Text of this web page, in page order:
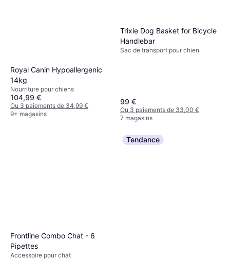
Royal Canin Hypoallergenic
14kg
Nourriture pour chiens
104,99 €
Ou 3 paiements de 34,99 €
9+ magasins
Trixie Dog Basket for Bicycle
Handlebar
Sac de transport pour chien
99 €
Ou 3 paiements de 33,00 €
7 magasins
Frontline Combo Chat - 6
Pipettes
Accessoire pour chat
Tendance